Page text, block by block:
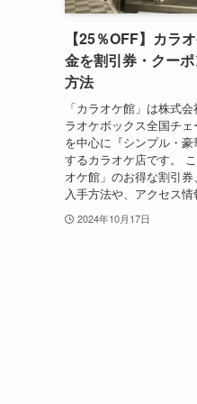
【25％OFF】カラ
金を割引券・クー
方法
「カラオケ館」は株式
ラオケボックス全国チ
を中心に『シンプル・
するカラオケ店です。
オケ館」のお得な割引
入手方法や、アクセス
2024年10月17日